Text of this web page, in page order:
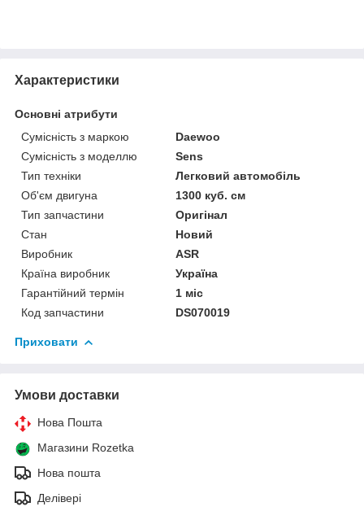
Характеристики
Основні атрибути
Сумісність з маркою
Daewoo
Сумісність з моделлю
Sens
Тип техніки
Легковий автомобіль
Об'єм двигуна
1300 куб. см
Тип запчастини
Оригінал
Стан
Новий
Виробник
ASR
Країна виробник
Україна
Гарантійний термін
1 міс
Код запчастини
DS070019
Приховати
Умови доставки
Нова Пошта
Магазини Rozetka
Нова пошта
Делівері